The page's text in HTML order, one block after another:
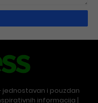
i pouzdan
informacija |